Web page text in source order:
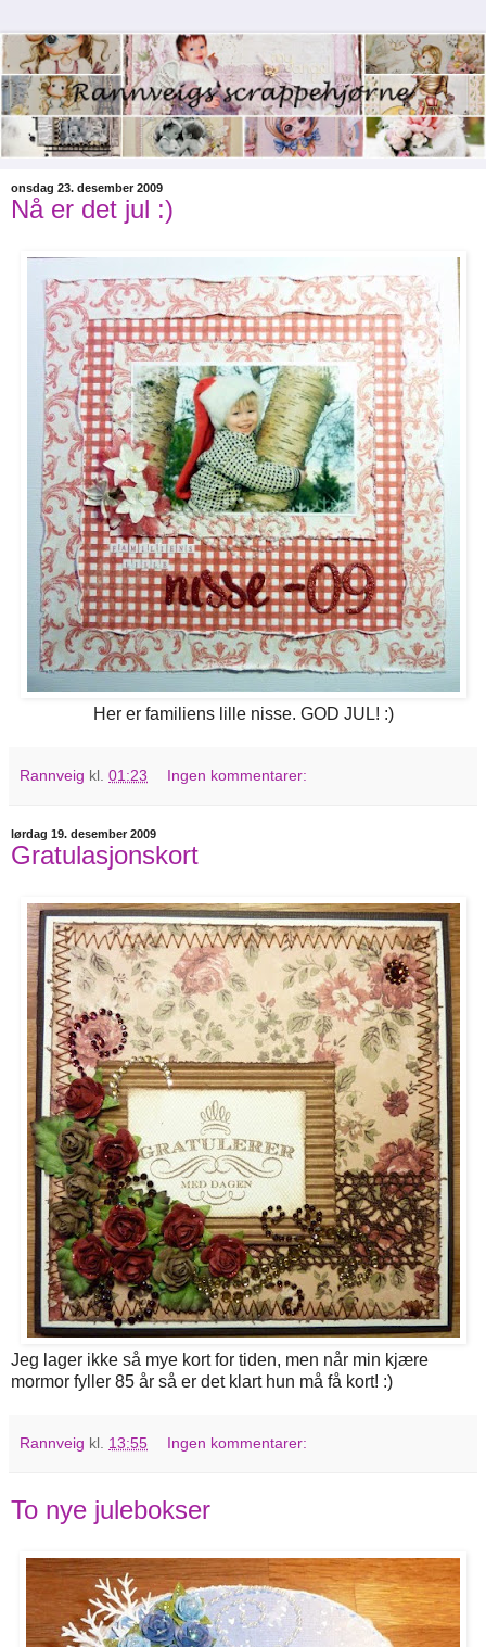
onsdag 23. desember 2009
Nå er det jul :)
Her er familiens lille nisse. GOD JUL! :)
Rannveig kl. 01:23 Ingen kommentarer:
lørdag 19. desember 2009
Gratulasjonskort
Jeg lager ikke så mye kort for tiden, men når min kjære
mormor fyller 85 år så er det klart hun må få kort! :)
Rannveig kl. 13:55 Ingen kommentarer:
To nye julebokser